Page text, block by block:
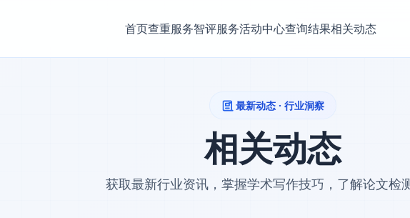
首页查重服务智评服务活动中心查询结果相关动态
最新动态 · 行业洞察
相关动态
获取最新行业资讯，掌握学术写作技巧，了解论文检